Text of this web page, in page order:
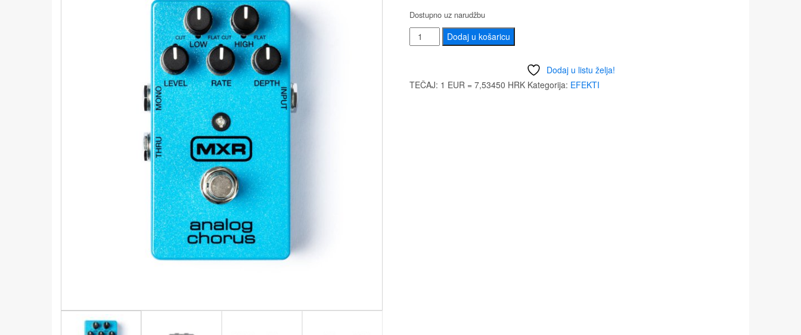
Dostupno uz narudžbu
DUNLOP
MXR
ANALOG
Dodaj u košaricu
Dodaj u listu želja!
TEČAJ: 1 EUR = 7,53450 HRK Kategorija: EFEKTI